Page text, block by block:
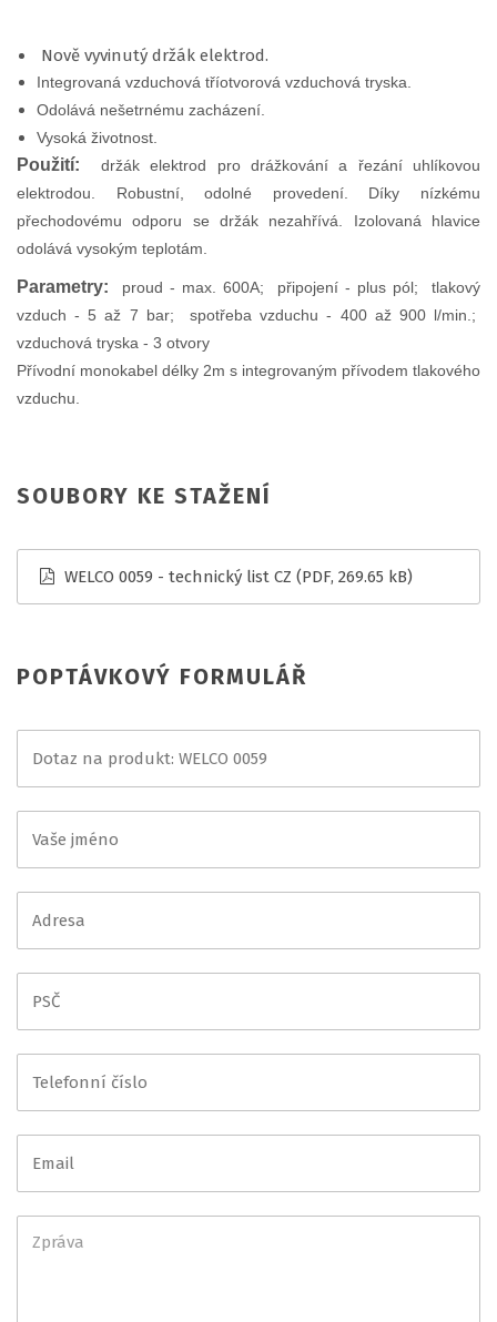
Nově vyvinutý držák elektrod.
Integrovaná vzduchová tříotvorová vzduchová tryska.
Odolává nešetrnému zacházení.
Vysoká životnost.
Použití: držák elektrod pro drážkování a řezání uhlíkovou
elektrodou. Robustní, odolné provedení. Díky nízkému
přechodovému odporu se držák nezahřívá. Izolovaná hlavice
odolává vysokým teplotám.
Parametry:
proud - max. 600A; připojení - plus pól; tlakový
vzduch - 5 až 7 bar; spotřeba vzduchu - 400 až 900 l/min.;
vzduchová tryska - 3 otvory
Přívodní monokabel délky 2m s integrovaným přívodem tlakového
vzduchu.
SOUBORY KE STAŽENÍ
WELCO 0059 - technický list CZ (PDF, 269.65 kB)
POPTÁVKOVÝ FORMULÁŘ